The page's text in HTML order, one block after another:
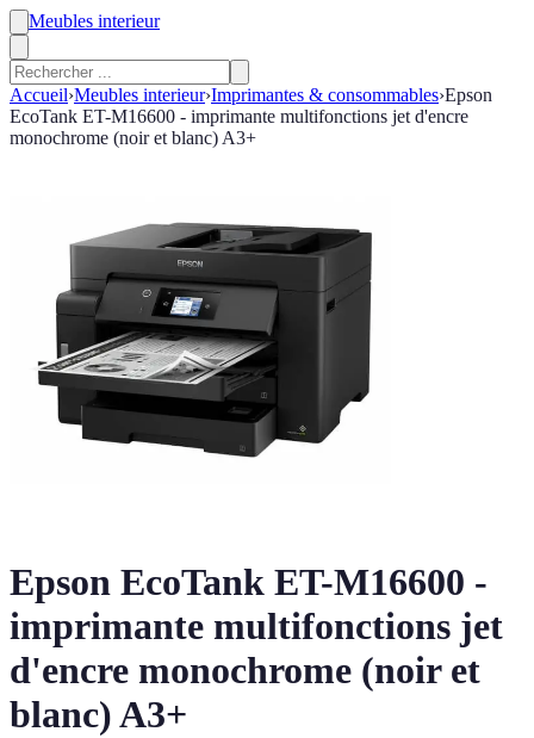
Meubles interieur
Accueil›Meubles interieur›Imprimantes & consommables›Epson
EcoTank ET-M16600 - imprimante multifonctions jet d'encre
monochrome (noir et blanc) A3+
Epson EcoTank ET-M16600 -
imprimante multifonctions jet
d'encre monochrome (noir et
blanc) A3+